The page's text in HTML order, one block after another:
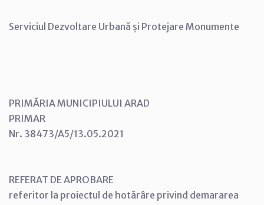
Serviciul Dezvoltare Urbană și Protejare Monumente
PRIMĂRIA MUNICIPIULUI ARAD
PRIMAR
Nr. 38473/A5/13.05.2021
REFERAT DE APROBARE
referitor la proiectul de hotărâre privind demararea